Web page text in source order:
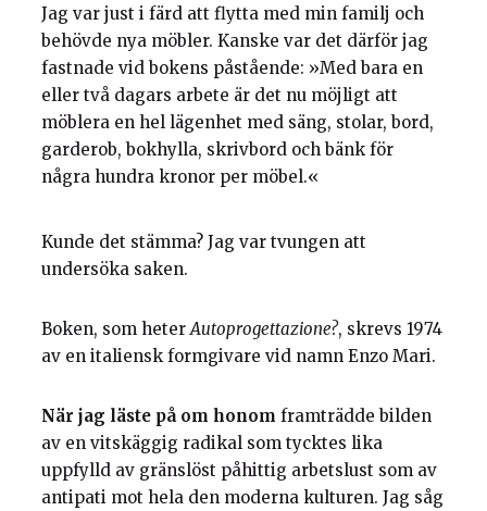
Jag var just i färd att flytta med min familj och
behövde nya möbler. Kanske var det därför jag
fastnade vid bokens påstående: »Med bara en
eller två dagars arbete är det nu möjligt att
möblera en hel lägenhet med säng, stolar, bord,
garderob, bokhylla, skrivbord och bänk för
några hundra kronor per möbel.«
Kunde det stämma? Jag var tvungen att
undersöka saken.
Boken, som heterAutoprogettazione?, skrevs 1974
av en italiensk formgivare vid namn Enzo Mari.
När jag läste på om honom framträdde bilden
av en vitskäggig radikal som tycktes lika
uppfylld av gränslöst påhittig arbetslust som av
antipati mot hela den moderna kulturen. Jag såg